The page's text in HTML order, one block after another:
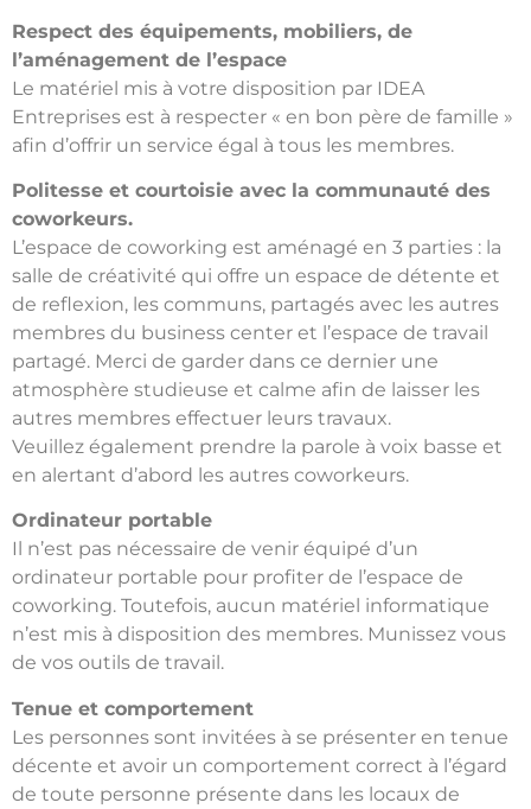
Respect des équipements, mobiliers, de
l’aménagement de l’espace
Le matériel mis à votre disposition par IDEA
Entreprises est à respecter « en bon père de famille »
afin d’offrir un service égal à tous les membres.
Politesse et courtoisie avec la communauté des
coworkeurs.
L’espace de coworking est aménagé en 3 parties : la
salle de créativité qui offre un espace de détente et
de reflexion, les communs, partagés avec les autres
membres du business center et l’espace de travail
partagé. Merci de garder dans ce dernier une
atmosphère studieuse et calme afin de laisser les
autres membres effectuer leurs travaux.
Veuillez également prendre la parole à voix basse et
en alertant d’abord les autres coworkeurs.
Ordinateur portable
Il n’est pas nécessaire de venir équipé d’un
ordinateur portable pour profiter de l’espace de
coworking. Toutefois, aucun matériel informatique
n’est mis à disposition des membres. Munissez vous
de vos outils de travail.
Tenue et comportement
Les personnes sont invitées à se présenter en tenue
décente et avoir un comportement correct à l’égard
de toute personne présente dans les locaux de